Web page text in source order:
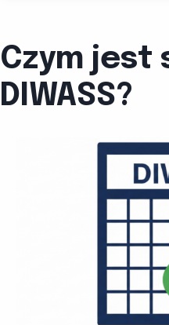
Czym jest
DIWASS?